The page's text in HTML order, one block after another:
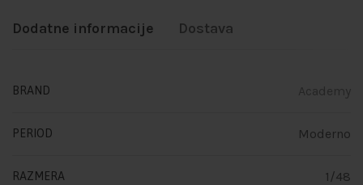
Dodatne informacije Dostava
BRAND
PERIOD Moderno
RAZMERA 1/48